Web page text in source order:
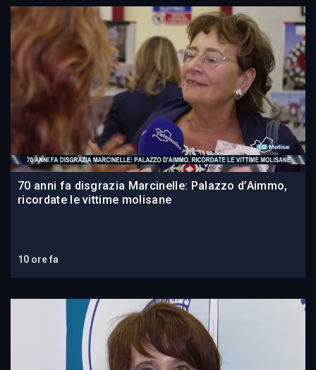
70 anni fa disgrazia Marcinelle: Palazzo d’Aimmo,
ricordate le vittime molisane
10 ore fa